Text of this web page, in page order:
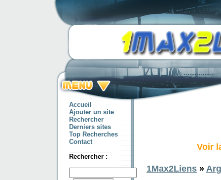
Accueil
Ajouter un site
Rechercher
Derniers sites
Top Recherches
Contact
Rechercher :
Voir
1Max2Liens »